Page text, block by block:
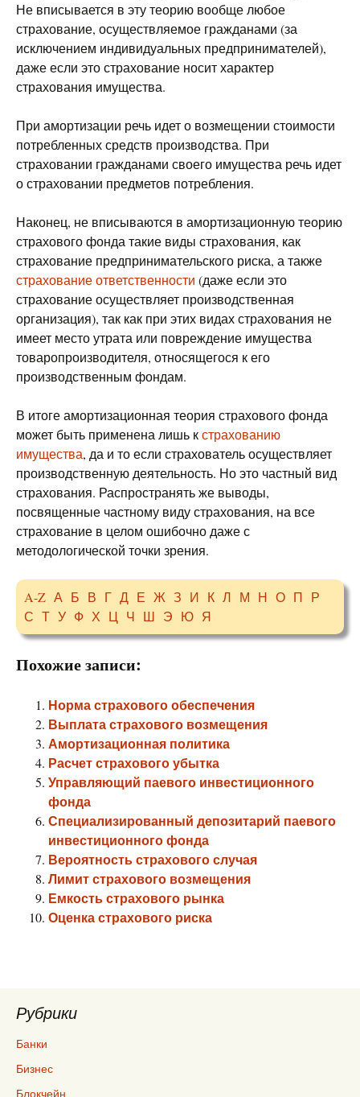
Не вписывается в эту теорию вообще любое
страхование, осуществляемое гражданами (за
исключением индивидуальных предпринимателей),
даже если это страхование носит характер
страхования имущества.
При амортизации речь идет о возмещении стоимости
потребленных средств производства. При
страховании гражданами своего имущества речь идет
о страховании предметов потребления.
Наконец, не вписываются в амортизационную теорию
страхового фонда такие виды страхования, как
страхование предпринимательского риска, а также
страхование ответственности (даже если это
страхование осуществляет производственная
организация), так как при этих видах страхования не
имеет место утрата или повреждение имущества
товаропроизводителя, относящегося к его
производственным фондам.
В итоге амортизационная теория страхового фонда
может быть применена лишь кстрахованию
имущества, да и то если страхователь осуществляет
производственную деятельность. Но это частный вид
страхования. Распространять же выводы,
посвященные частному виду страхования, на все
страхование в целом ошибочно даже с
методологической точки зрения.
A-Z А Б В Г Д Е Ж З И К Л М Н О П Р
С Т У Ф Х Ц Ч Ш Э Ю Я
Похожие записи:
Норма страхового обеспечения
Выплата страхового возмещения
Амортизационная политика
Расчет страхового убытка
Управляющий паевого инвестиционного
фонда
Специализированный депозитарий паевого
инвестиционного фонда
Вероятность страхового случая
Лимит страхового возмещения
Емкость страхового рынка
Оценка страхового риска
Рубрики
Банки
Бизнес
Блокчейн